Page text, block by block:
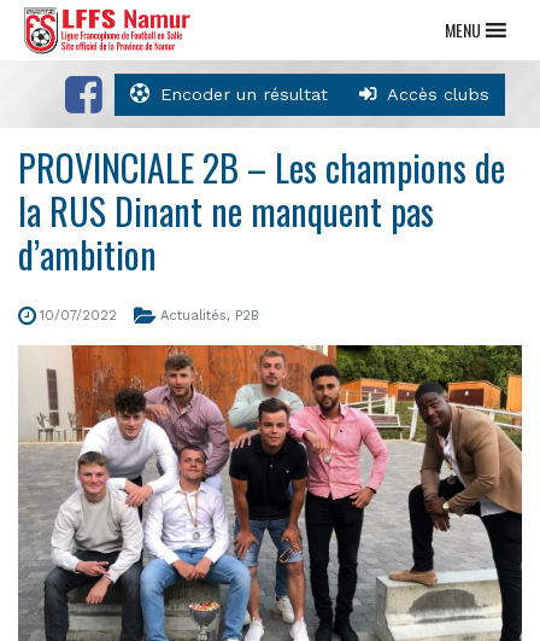
Encoder un résultat Accès clubs
MENU
PROVINCIALE 2B – Les champions de
la RUS Dinant ne manquent pas
d’ambition
10/07/2022 Actualités, P2B